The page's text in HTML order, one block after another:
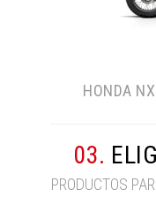
HONDA
03.
PRODUCTOS